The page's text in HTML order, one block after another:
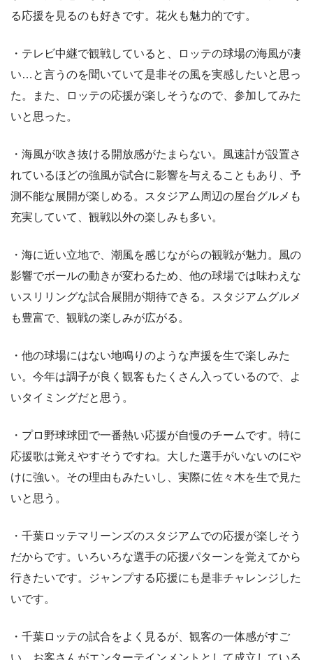
る応援を見るのも好きです。花火も魅力的です。
・テレビ中継で観戦していると、ロッテの球場の海風が凄
い…と言うのを聞いていて是非その風を実感したいと思っ
た。また、ロッテの応援が楽しそうなので、参加してみた
いと思った。
・海風が吹き抜ける開放感がたまらない。風速計が設置さ
れているほどの強風が試合に影響を与えることもあり、予
測不能な展開が楽しめる。スタジアム周辺の屋台グルメも
充実していて、観戦以外の楽しみも多い。
・海に近い立地で、潮風を感じながらの観戦が魅力。風の
影響でボールの動きが変わるため、他の球場では味わえな
いスリリングな試合展開が期待できる。スタジアムグルメ
も豊富で、観戦の楽しみが広がる。
・他の球場にはない地鳴りのような声援を生で楽しみた
い。今年は調子が良く観客もたくさん入っているので、よ
いタイミングだと思う。
・プロ野球球団で一番熱い応援が自慢のチームです。特に
応援歌は覚えやすそうですね。大した選手がいないのにや
けに強い。その理由もみたいし、実際に佐々木を生で見た
いと思う。
・千葉ロッテマリーンズのスタジアムでの応援が楽しそう
だからです。いろいろな選手の応援パターンを覚えてから
行きたいです。ジャンプする応援にも是非チャレンジした
いです。
・千葉ロッテの試合をよく見るが、観客の一体感がすご
い。お客さんがエンターテインメントとして成立している